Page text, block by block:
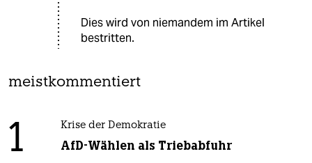
Dies wird von niemandem im Artikel
bestritten.
meistkommentiert
1 Krise der Demokratie
AfD-Wählen als Triebabfuhr